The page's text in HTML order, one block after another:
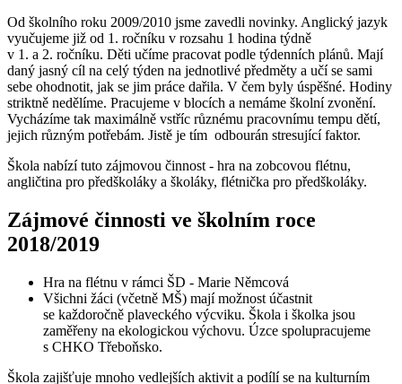
Od školního roku 2009/2010 jsme zavedli novinky. Anglický jazyk
vyučujeme již od 1. ročníku v rozsahu 1 hodina týdně
v 1. a 2. ročníku. Děti učíme pracovat podle týdenních plánů. Mají
daný jasný cíl na celý týden na jednotlivé předměty a učí se sami
sebe ohodnotit, jak se jim práce dařila. V čem byly úspěšné. Hodiny
striktně nedělíme. Pracujeme v blocích a nemáme školní zvonění.
Vycházíme tak maximálně vstříc různému pracovnímu tempu dětí,
jejich různým potřebám. Jistě je tím odbourán stresující faktor.
Škola nabízí tuto zájmovou činnost - hra na zobcovou flétnu,
angličtina pro předškoláky a školáky, flétnička pro předškoláky.
Zájmové činnosti ve školním roce
2018/2019
Hra na flétnu v rámci ŠD - Marie Němcová
Všichni žáci (včetně MŠ) mají možnost účastnit
se každoročně plaveckého výcviku. Škola i školka jsou
zaměřeny na ekologickou výchovu. Úzce spolupracujeme
s CHKO Třeboňsko.
Škola zajišťuje mnoho vedlejších aktivit a podílí se na kulturním